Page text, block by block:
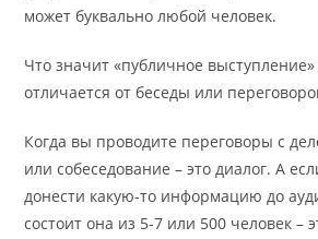
может буквально любой человек.
Что значит «публичное
отличается от беседы или
Когда вы проводите переговоры с
или собеседование – это диалог. А
донести какую-то информацию до
состоит она из 5-7 или 500 человек –